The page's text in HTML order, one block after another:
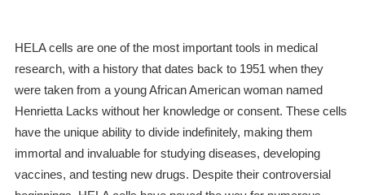
HELA cells are one of the most important tools in medical
research, with a history that dates back to 1951 when they
were taken from a young African American woman named
Henrietta Lacks without her knowledge or consent. These cells
have the unique ability to divide indefinitely, making them
immortal and invaluable for studying diseases, developing
vaccines, and testing new drugs. Despite their controversial